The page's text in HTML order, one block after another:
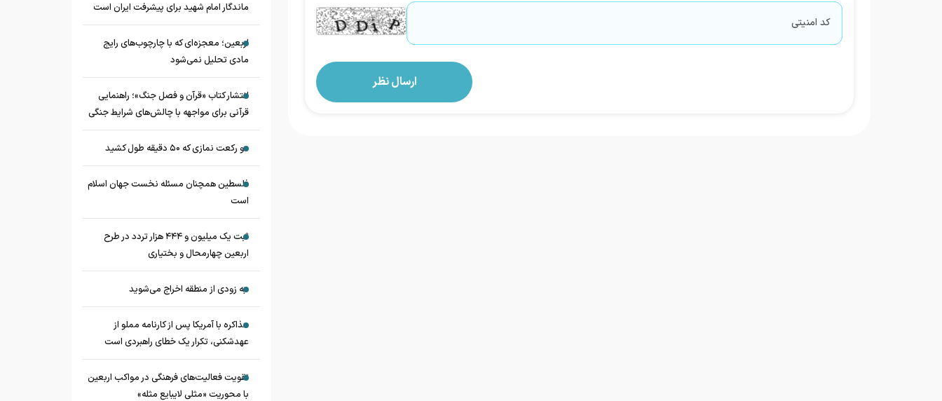
ماندگار امام شهید برای پیشرفت ایران است
اربعین؛ معجزه‌ای که با چارچوب‌های رایج
مادی تحلیل نمی‌شود
انتشار کتاب «قرآن و فصل جنگ»؛ راهنمایی
قرآنی برای مواجهه با چالش‌های شرایط جنگی
دو رکعت نمازی که ۵۰ دقیقه طول کشید
فلسطین همچنان مسئله نخست جهان اسلام
است
ثبت یک میلیون و ۴۴۴ هزار تردد در طرح
اربعین چهارمحال و بختیاری
به زودی از منطقه اخراج می‌شوید
مذاکره با آمریکا پس از کارنامه مملو از
عهدشکنی، تکرار یک خطای راهبردی است
تقویت فعالیت‌های فرهنگی در مواکب اربعین
با محوریت «مثلی لایبایع مثله»